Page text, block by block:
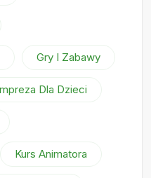
Gry I Zabawy
Dla Dzieci
Kurs Animatora